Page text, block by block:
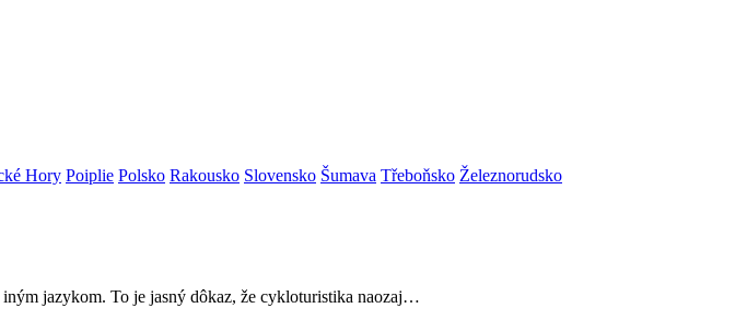
Hory Poiplie Polsko Rakousko Slovensko Šumava Třeboňsko Železnorudsko
jazykom. To je jasný dôkaz, že cykloturistika naozaj…